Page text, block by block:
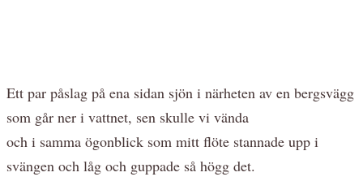
Ett par påslag på ena sidan sjön i närheten av en bergsvägg
som går ner i vattnet, sen skulle vi vända
och i samma ögonblick som mitt flöte stannade upp i
svängen och låg och guppade så högg det.